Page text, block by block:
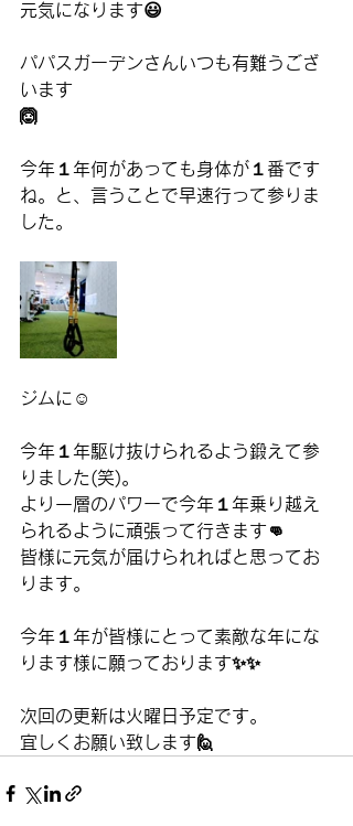
元気になります😃
パパスガーデンさんいつも有難うござ
います
🙆
今年１年何があっても身体が１番です
ね。と、言うことで早速行って参りま
した。
ジムに☺️
今年１年駆け抜けられるよう鍛えて参
りました(笑)。
より一層のパワーで今年１年乗り越え
られるように頑張って行きます👊
皆様に元気が届けられればと思ってお
ります。
今年１年が皆様にとって素敵な年にな
ります様に願っております✨✨
次回の更新は火曜日予定です。
宜しくお願い致します🙋